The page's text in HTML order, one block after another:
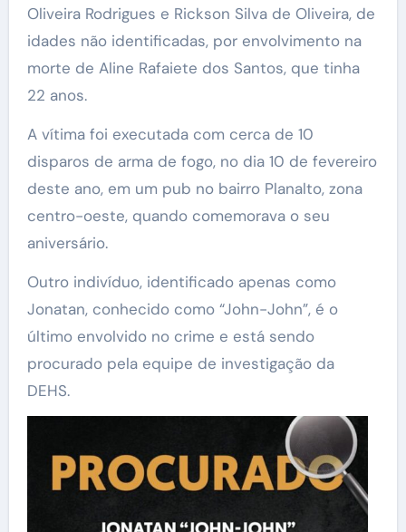
Oliveira Rodrigues e Rickson Silva de Oliveira, de
idades não identificadas, por envolvimento na
morte de Aline Rafaiete dos Santos, que tinha
22 anos.
A vítima foi executada com cerca de 10
disparos de arma de fogo, no dia 10 de fevereiro
deste ano, em um pub no bairro Planalto, zona
centro-oeste, quando comemorava o seu
aniversário.
Outro indivíduo, identificado apenas como
Jonatan, conhecido como “John-John”, é o
último envolvido no crime e está sendo
procurado pela equipe de investigação da
DEHS.